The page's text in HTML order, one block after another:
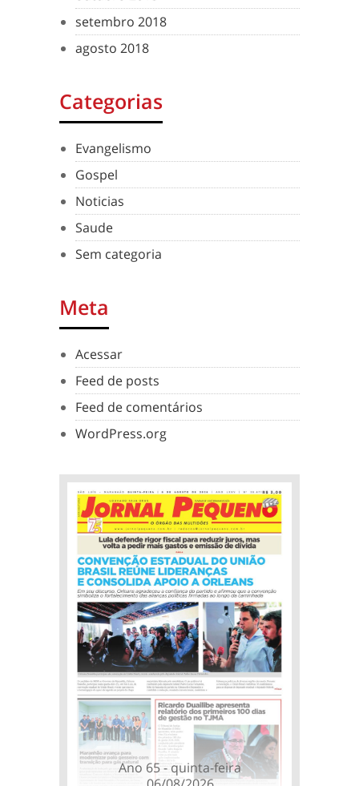
setembro 2018
agosto 2018
Categorias
Evangelismo
Gospel
Noticias
Saude
Sem categoria
Meta
Acessar
Feed de posts
Feed de comentários
WordPress.org
Ano 65 - quinta-feira